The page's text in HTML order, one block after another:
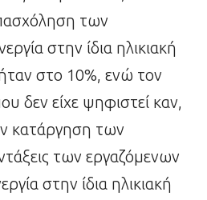
των
στην ίδια ηλικιακή
στο 10%, ενώ τον
δεν είχε ψηφιστεί καν,
κατάργηση των
των εργαζόμενων
στην ίδια ηλικιακή